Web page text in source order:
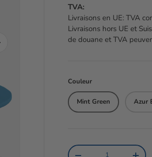
TVA:
Livraisons en UE: TVA
Livraisons hors UE et
de douane et TVA
Couleur
Mint Green Azur
Qté